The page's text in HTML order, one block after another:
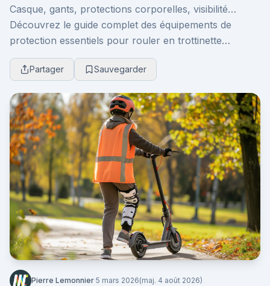
Casque, gants, protections corporelles, visibilité…
Découvrez le guide complet des équipements de
protection essentiels pour rouler en trottinette
électrique en toute sécurité et réduire les risques a...
Partager Sauvegarder
Pierre Lemonnier·5 mars 2026(maj. 4 août 2026)